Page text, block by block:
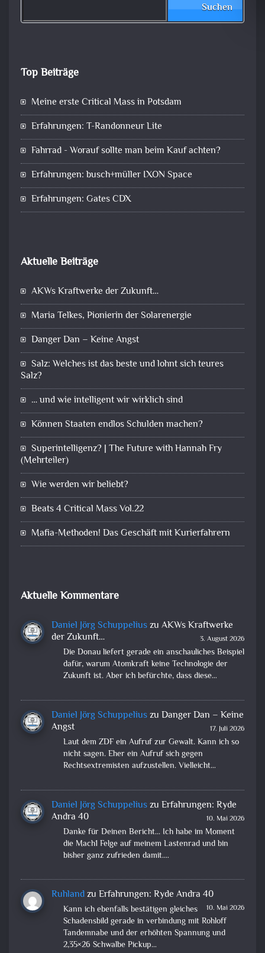
Suchen
Top Beiträge
Meine erste Critical Mass in Potsdam
Erfahrungen: T-Randonneur Lite
Fahrrad - Worauf sollte man beim Kauf achten?
Erfahrungen: busch+müller IXON Space
Erfahrungen: Gates CDX
Aktuelle Beiträge
AKWs Kraftwerke der Zukunft…
Maria Telkes, Pionierin der Solarenergie
Danger Dan – Keine Angst
Salz: Welches ist das beste und lohnt sich teures
Salz?
… und wie intelligent wir wirklich sind
Können Staaten endlos Schulden machen?
Superintelligenz? | The Future with Hannah Fry
(Mehrteiler)
Wie werden wir beliebt?
Beats 4 Critical Mass Vol.22
Mafia-Methoden! Das Geschäft mit Kurierfahrern
Aktuelle Kommentare
Daniel Jörg Schuppeliuszu AKWs Kraftwerke
der Zukunft…
3. August 2026
Die Donau liefert gerade ein anschauliches Beispiel
dafür, warum Atomkraft keine Technologie der
Zukunft ist. Aber ich befürchte, dass diese…
Daniel Jörg Schuppeliuszu Danger Dan – Keine
Angst
17. Juli 2026
Laut dem ZDF ein Aufruf zur Gewalt. Kann ich so
nicht sagen. Eher ein Aufruf sich gegen
Rechtsextremisten aufzustellen. Vielleicht…
Daniel Jörg Schuppeliuszu Erfahrungen: Ryde
Andra 40
10. Mai 2026
Danke für Deinen Bericht... Ich habe im Moment
die Mach1 Felge auf meinem Lastenrad und bin
bisher ganz zufrieden damit.…
Ruhlandzu Erfahrungen: Ryde Andra 40
10. Mai 2026
Kann ich ebenfalls bestätigen gleiches
Schadensbild gerade in verbindung mit Rohloff
Tandemnabe und der erhöhten Spannung und
2,35×26 Schwalbe Pickup…